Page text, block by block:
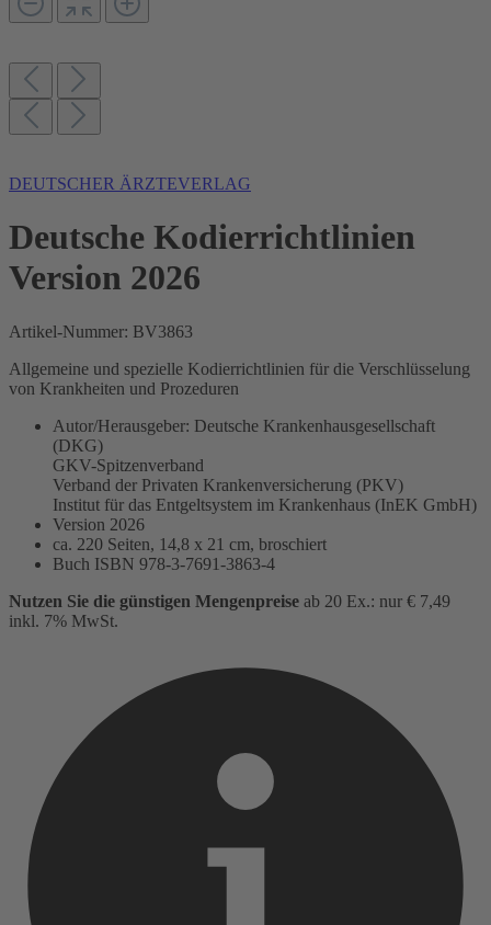
DEUTSCHER ÄRZTEVERLAG
Deutsche Kodierrichtlinien
Version 2026
Artikel-Nummer: BV3863
Allgemeine und spezielle Kodierrichtlinien für die Verschlüsselung
von Krankheiten und Prozeduren
Autor/Herausgeber: Deutsche Krankenhausgesellschaft
(DKG)
GKV-Spitzenverband
Verband der Privaten Krankenversicherung (PKV)
Institut für das Entgeltsystem im Krankenhaus (InEK GmbH)
Version 2026
ca. 220 Seiten, 14,8 x 21 cm, broschiert
Buch ISBN 978-3-7691-3863-4
Nutzen Sie die günstigen Mengenpreise ab 20 Ex.: nur € 7,49
inkl. 7% MwSt.